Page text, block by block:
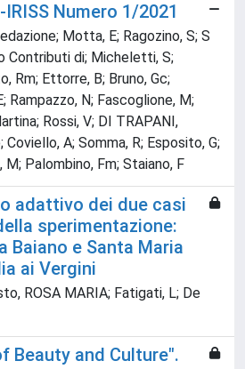
Numero 1/2021
Motta, E; Ragozino, S; S
Contributi di; Micheletti, S;
Rm; Ettorre, B; Bruno, Gc;
Rampazzo, N; Fascoglione, M;
Rossi, V; DI TRAPANI,
A; Somma, R; Esposito, G;
M; Palombino, Fm; Staiano, F
adattivo dei due casi
sperimentazione:
Baiano e Santa Maria
ai Vergini
ROSA MARIA; Fatigati, L; De
Beauty and Culture".